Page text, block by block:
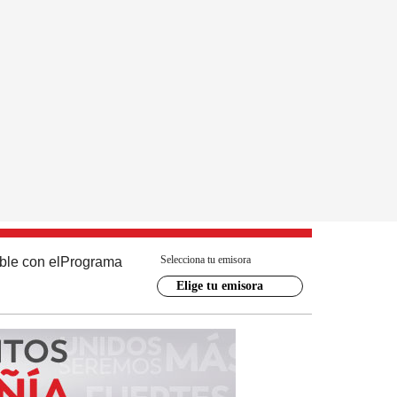
con el Programa Selecciona tu emisora
Elige tu emisora